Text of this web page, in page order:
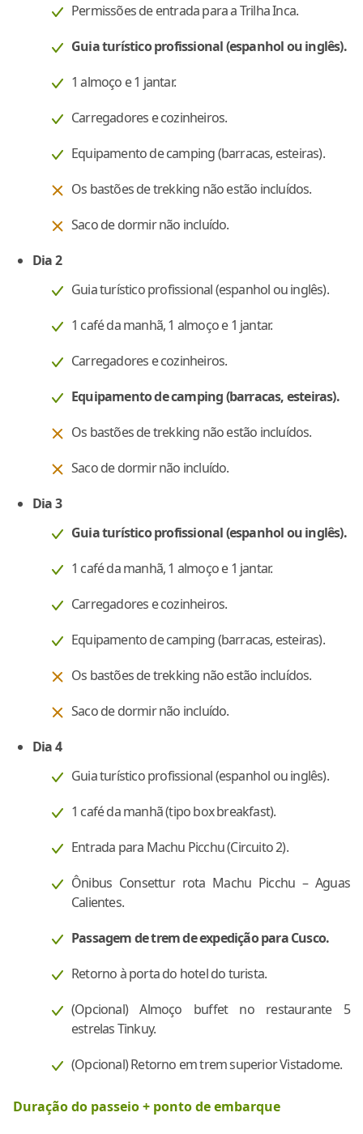
Permissões de entrada para a Trilha Inca.
Guia turístico profissional (espanhol ou inglês).
1 almoço e 1 jantar.
Carregadores e cozinheiros.
Equipamento de camping (barracas, esteiras).
Os bastões de trekking não estão incluídos.
Saco de dormir não incluído.
Dia 2
Guia turístico profissional (espanhol ou inglês).
1 café da manhã, 1 almoço e 1 jantar.
Carregadores e cozinheiros.
Equipamento de camping (barracas, esteiras).
Os bastões de trekking não estão incluídos.
Saco de dormir não incluído.
Dia 3
Guia turístico profissional (espanhol ou inglês).
1 café da manhã, 1 almoço e 1 jantar.
Carregadores e cozinheiros.
Equipamento de camping (barracas, esteiras).
Os bastões de trekking não estão incluídos.
Saco de dormir não incluído.
Dia 4
Guia turístico profissional (espanhol ou inglês).
1 café da manhã (tipo box breakfast).
Entrada para Machu Picchu (Circuito 2).
Ônibus Consettur rota Machu Picchu – Aguas
Calientes.
Passagem de trem de expedição para Cusco.
Retorno à porta do hotel do turista.
(Opcional) Almoço buffet no restaurante 5
estrelas Tinkuy.
(Opcional) Retorno em trem superior Vistadome.
Duração do passeio + ponto de embarque